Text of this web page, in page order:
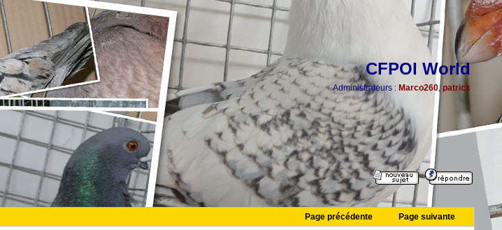
CFPOI World
Administrateurs : Marco260, patrick
Page précédente
Page suivante